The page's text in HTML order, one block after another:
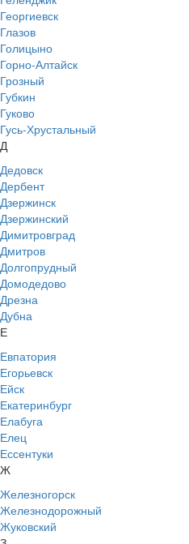
Георгиевск
Глазов
Голицыно
Горно-Алтайск
Грозный
Губкин
Гуково
Гусь-Хрустальный
Д
Дедовск
Дербент
Дзержинск
Дзержинский
Димитровград
Дмитров
Долгопрудный
Домодедово
Дрезна
Дубна
Е
Евпатория
Егорьевск
Ейск
Екатеринбург
Елабуга
Елец
Ессентуки
Ж
Железногорск
Железнодорожный
Жуковский